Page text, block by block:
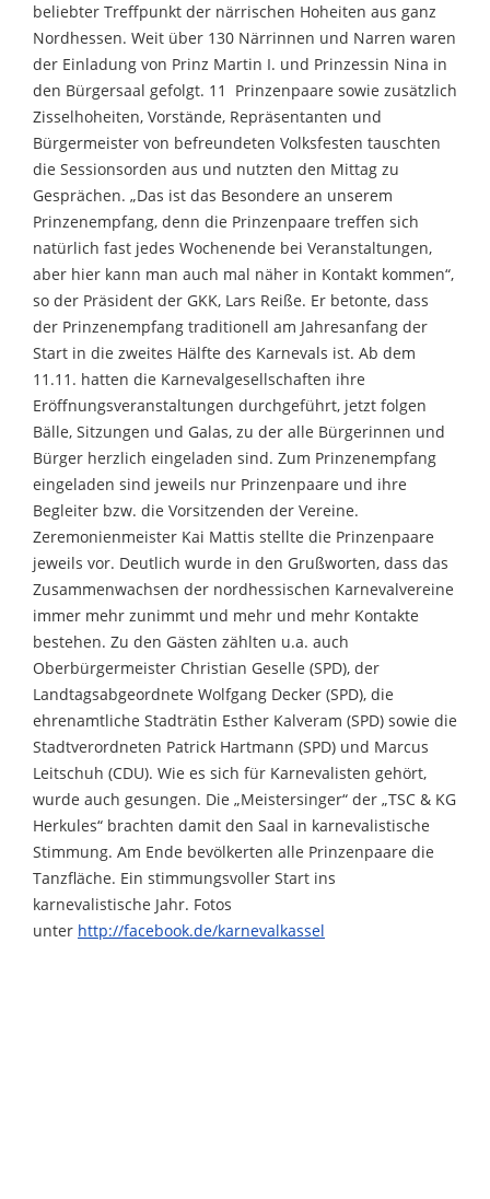
beliebter Treffpunkt der närrischen Hoheiten aus ganz
Nordhessen. Weit über 130 Närrinnen und Narren waren
der Einladung von Prinz Martin I. und Prinzessin Nina in
den Bürgersaal gefolgt. 11 Prinzenpaare sowie zusätzlich
Zisselhoheiten, Vorstände, Repräsentanten und
Bürgermeister von befreundeten Volksfesten tauschten
die Sessionsorden aus und nutzten den Mittag zu
Gesprächen. „Das ist das Besondere an unserem
Prinzenempfang, denn die Prinzenpaare treffen sich
natürlich fast jedes Wochenende bei Veranstaltungen,
aber hier kann man auch mal näher in Kontakt kommen“,
so der Präsident der GKK, Lars Reiße. Er betonte, dass
der Prinzenempfang traditionell am Jahresanfang der
Start in die zweites Hälfte des Karnevals ist. Ab dem
11.11. hatten die Karnevalgesellschaften ihre
Eröffnungsveranstaltungen durchgeführt, jetzt folgen
Bälle, Sitzungen und Galas, zu der alle Bürgerinnen und
Bürger herzlich eingeladen sind. Zum Prinzenempfang
eingeladen sind jeweils nur Prinzenpaare und ihre
Begleiter bzw. die Vorsitzenden der Vereine.
Zeremonienmeister Kai Mattis stellte die Prinzenpaare
jeweils vor. Deutlich wurde in den Grußworten, dass das
Zusammenwachsen der nordhessischen Karnevalvereine
immer mehr zunimmt und mehr und mehr Kontakte
bestehen. Zu den Gästen zählten u.a. auch
Oberbürgermeister Christian Geselle (SPD), der
Landtagsabgeordnete Wolfgang Decker (SPD), die
ehrenamtliche Stadträtin Esther Kalveram (SPD) sowie die
Stadtverordneten Patrick Hartmann (SPD) und Marcus
Leitschuh (CDU). Wie es sich für Karnevalisten gehört,
wurde auch gesungen. Die „Meistersinger“ der „TSC & KG
Herkules“ brachten damit den Saal in karnevalistische
Stimmung. Am Ende bevölkerten alle Prinzenpaare die
Tanzfläche. Ein stimmungsvoller Start ins
karnevalistische Jahr. Fotos
unter http://facebook.de/karnevalkassel